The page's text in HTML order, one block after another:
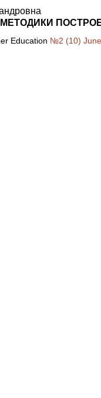
Education №2 (10)